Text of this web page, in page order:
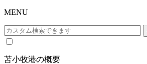
MENU
苫小牧港の概要